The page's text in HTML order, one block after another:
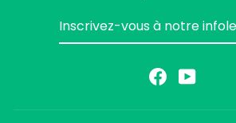
FacebookYouTube